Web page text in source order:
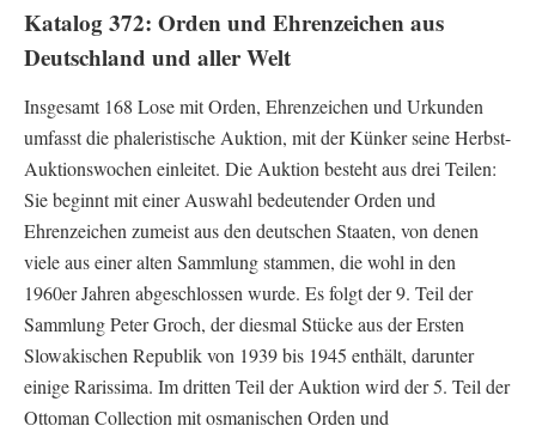
Katalog 372: Orden und Ehrenzeichen aus
Deutschland und aller Welt
Insgesamt 168 Lose mit Orden, Ehrenzeichen und Urkunden
umfasst die phaleristische Auktion, mit der Künker seine Herbst-
Auktionswochen einleitet. Die Auktion besteht aus drei Teilen:
Sie beginnt mit einer Auswahl bedeutender Orden und
Ehrenzeichen zumeist aus den deutschen Staaten, von denen
viele aus einer alten Sammlung stammen, die wohl in den
1960er Jahren abgeschlossen wurde. Es folgt der 9. Teil der
Sammlung Peter Groch, der diesmal Stücke aus der Ersten
Slowakischen Republik von 1939 bis 1945 enthält, darunter
einige Rarissima. Im dritten Teil der Auktion wird der 5. Teil der
Ottoman Collection mit osmanischen Orden und